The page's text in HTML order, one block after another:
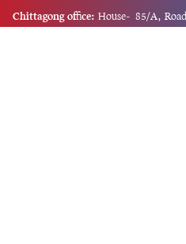
Chittagong office: House-85/A,